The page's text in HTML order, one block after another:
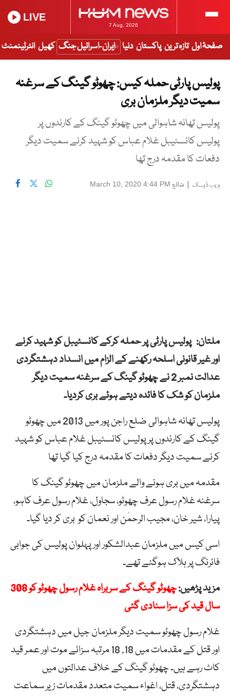
7 Aug, 2026
LIVE
صفحۂ اول تازہ ترین پاکستان دنیا ایران-اسرائیل جنگ کھیل انٹرٹینمنٹ
پولیس پارٹی حملہ کیس: چھوٹو گینگ کے سرغنہ
سمیت دیگر ملزمان بری
پولیس تھانہ شاہوالی میں چھوٹو گینگ کے کارندوں پر
پولیس کانسٹیبل غلام عباس کو شہید کرنے سمیت دیگر
دفعات کا مقدمہ درج تھا
ویب ڈیسک | شائع March 10, 2020 4:44 PM
ملتان: پولیس پارٹی پر حملہ کرکے کانسٹیبل کو شہید کرنے
اور غیر قانونی اسلحہ رکھنے کے الزام میں انسداد دہشتگردی
عدالت نمبر 2 نے چھوٹو گینگ کے سرغنہ سمیت دیگر
ملزمان کو شک کا فائدہ دیتے ہوئے بری کردیا۔
پولیس تھانہ شاہوالی ضلع راجن پور میں 2013 میں چھوٹو
گینگ کے کارندوں پر پولیس کانسٹیبل غلام عباس کو شہید
کرنے سمیت دیگر دفعات کا مقدمہ درج کیا گیا تھا
مقدمہ میں بری ہونے والے ملزمان میں چھوٹو گینگ کا
سرغنہ غلام رسول عرف چھوٹو، سجاول، غلام رسول عرف کاہو،
پیارا، شیر خان، مجیب الرحمٰن اور نعمان کو بری کر دیا گیا۔
اسی کیس میں ملزمان عبدالشکور اور پہلوان پولیس کی جوابی
فائرنگ پر ہلاک ہوگئے تھے۔
مزید پڑھیں:
چھوٹو گینگ کے سربراہ غلام رسول چھوٹو کو 308
سال قید کی سزا سنادی گئی
غلام رسول چھوٹو سمیت دیگر ملزمان جیل میں دہشتگردی
اور قتل کے مقدمات میں 18, 18 مرتبہ سزائے موت اور عمر قید
کاٹ رہے ہیں۔ چھوٹو گینگ کے خلاف عدالتوں میں
دہشتگردی، قتل، اغواء سمیت متعدد مقدمات زیر سماعت